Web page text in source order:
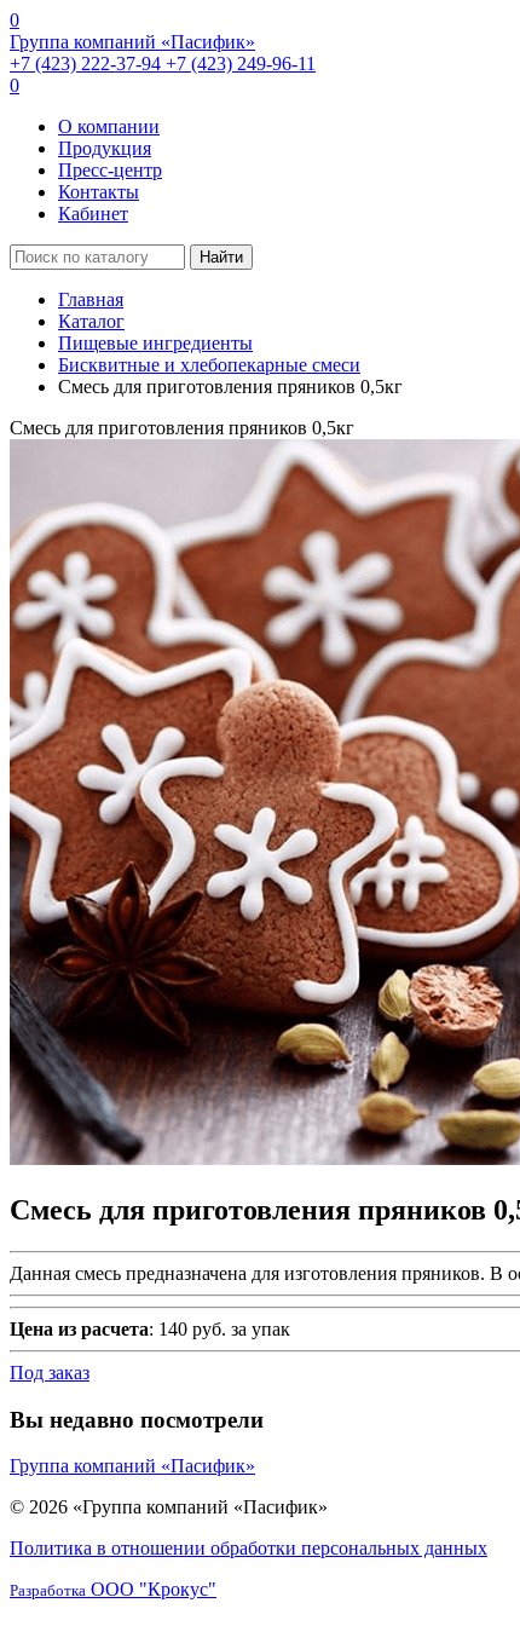
0
Группа компаний «Пасифик»
+7 (423) 222-37-94 +7 (423) 249-96-11
0
О компании
Продукция
Пресс-центр
Контакты
Кабинет
Найти
Главная
Каталог
Пищевые ингредиенты
Бисквитные и хлебопекарные смеси
Смесь для приготовления пряников 0,5кг
Смесь для приготовления пряников 0,5кг
Смесь для приготовления пряников
Данная смесь предназначена для изготовления пряников. В
Цена из расчета: 140 руб. за упак
Под заказ
Вы недавно посмотрели
Группа компаний «Пасифик»
© 2026 «Группа компаний «Пасифик»
Политика в отношении обработки персональных данных
Разработка ООО "Крокус"